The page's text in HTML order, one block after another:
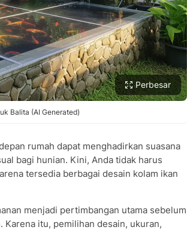
Perbesar
Balita (AI Generated)
rumah dapat menghadirkan suasana
bagi hunian. Kini, Anda tidak harus
tersedia berbagai desain kolam ikan
menjadi pertimbangan utama sebelum
Karena itu, pemilihan desain, ukuran,